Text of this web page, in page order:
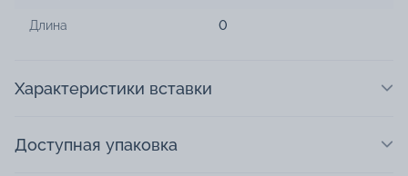
Длина 0
Характеристики вставки
Доступная упаковка